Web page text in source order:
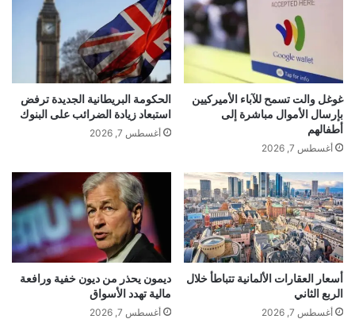
غوغل والت تسمح للآباء الأميركيين
بإرسال الأموال مباشرة إلى
أطفالهم
أغسطس 7, 2026
الحكومة البريطانية الجديدة ترفض
استبعاد زيادة الضرائب على البنوك
أغسطس 7, 2026
أسعار العقارات الألمانية تتباطأ خلال
الربع الثاني
أغسطس 7, 2026
ديمون يحذر من ديون خفية ورافعة
مالية تهدد الأسواق
أغسطس 7, 2026